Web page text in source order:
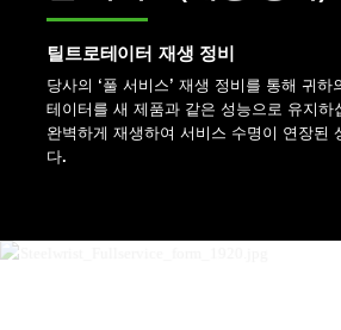
틸트로테이터 재생 정비
당사의 ‘풀 서비스’ 재생 정비를 통해 귀하
테이터를 새 제품과 같은 성능으로 유지하
완벽하게 재생하여 서비스 수명이 연장된
다.